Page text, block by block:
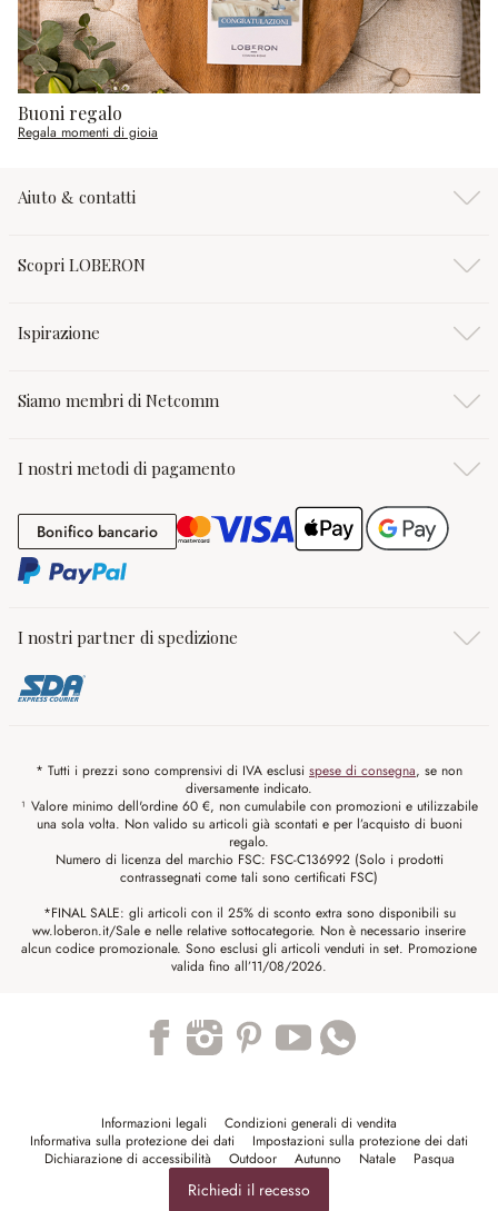
Buoni regalo
Regala momenti di gioia
Aiuto & contatti
Scopri LOBERON
Ispirazione
Siamo membri di Netcomm
I nostri metodi di pagamento
Bonifico bancarioBonifico bancario
I nostri partner di spedizione
* Tutti i prezzi sono comprensivi di IVA esclusi spese di consegna, se non
diversamente indicato.
¹ Valore minimo dell'ordine 60 €, non cumulabile con promozioni e utilizzabile
una sola volta. Non valido su articoli già scontati e per l’acquisto di buoni
regalo.
Numero di licenza del marchio FSC: FSC-C136992 (Solo i prodotti
contrassegnati come tali sono certificati FSC)
*FINAL SALE: gli articoli con il 25% di sconto extra sono disponibili su
ww.loberon.it/Sale e nelle relative sottocategorie. Non è necessario inserire
alcun codice promozionale. Sono esclusi gli articoli venduti in set. Promozione
valida fino all’11/08/2026.
Informazioni legali
Condizioni generali di vendita
Informativa sulla protezione dei dati
Impostazioni sulla protezione dei dati
Dichiarazione di accessibilità
Outdoor Autunno Natale Pasqua
Richiedi il recesso